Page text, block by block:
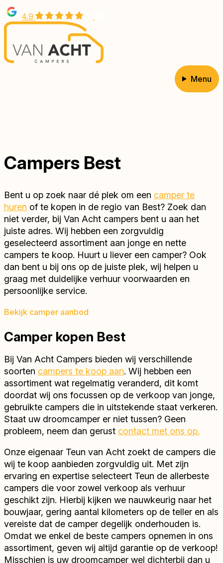
Overslaan
en
naar
inhoud
gaan
4.9
Menu
Campers Best
Bent u op zoek naar dé plek om een camper te
huren of te kopen in de regio van Best? Zoek dan
niet verder, bij Van Acht campers bent u aan het
juiste adres. Wij hebben een zorgvuldig
geselecteerd assortiment aan jonge en nette
campers te koop. Huurt u liever een camper? Ook
dan bent u bij ons op de juiste plek, wij helpen u
graag met duidelijke verhuur voorwaarden en
persoonlijke service.
Bekijk camper aanbod
Camper kopen Best
Bij Van Acht Campers bieden wij verschillende
soorten campers te koop aan. Wij hebben een
assortiment wat regelmatig veranderd, dit komt
doordat wij ons focussen op de verkoop van jonge,
gebruikte campers die in uitstekende staat verkeren.
Staat uw droomcamper er niet tussen? Geen
probleem, neem dan gerust contact met ons op.
Onze eigenaar Teun van Acht zoekt de campers die
wij te koop aanbieden zorgvuldig uit. Met zijn
ervaring en expertise selecteert Teun de allerbeste
campers die voor zowel verkoop als verhuur
geschikt zijn. Hierbij kijken we nauwkeurig naar het
bouwjaar, gering aantal kilometers op de teller en als
vereiste dat de camper degelijk onderhouden is.
Omdat we enkel de beste campers opnemen in ons
assortiment, geven wij altijd garantie op de verkoop!
Misschien is uw droomcamper wel dichterbij dan u